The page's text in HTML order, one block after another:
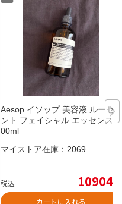
Aesop イソップ 美容液 ルーセ
ント フェイシャル エッセンス 1
00ml
マイストア在庫： 2069
税込 10904
カートに入れる